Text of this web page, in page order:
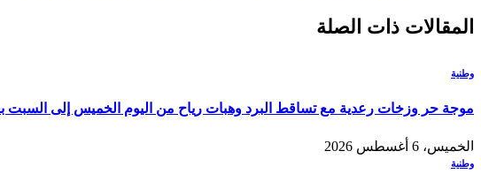
المقالات ذات الصلة
وطنية
موجة حر وزخات رعدية مع تساقط البرد وهبات رياح من اليوم الخميس إلى السبت
الخميس، 6 أغسطس 2026
وطنية